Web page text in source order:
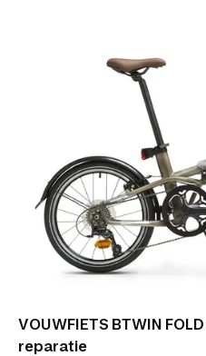
VOUWFIETS BTWIN
reparatie